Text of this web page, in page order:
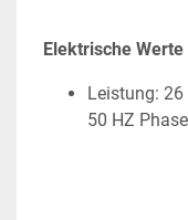
Elektrische Werte
Leistung: 26
50 HZ